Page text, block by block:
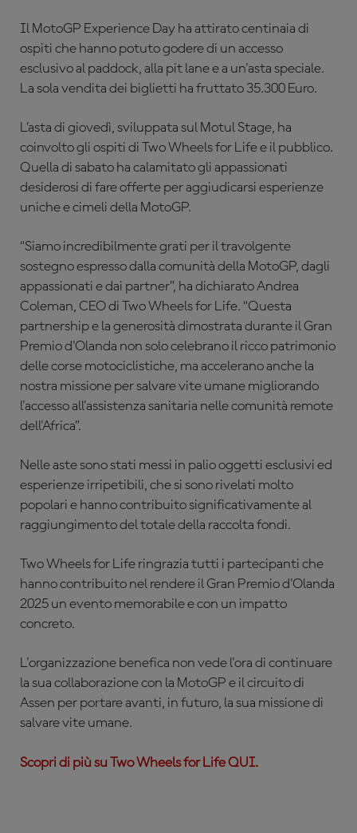
Il MotoGP Experience Day ha attirato centinaia di
ospiti che hanno potuto godere di un accesso
esclusivo al paddock, alla pit lane e a un'asta speciale.
La sola vendita dei biglietti ha fruttato 35.300 Euro.
L’asta di giovedì, sviluppata sul Motul Stage, ha
coinvolto gli ospiti di Two Wheels for Life e il pubblico.
Quella di sabato ha calamitato gli appassionati
desiderosi di fare offerte per aggiudicarsi esperienze
uniche e cimeli della MotoGP.
“Siamo incredibilmente grati per il travolgente
sostegno espresso dalla comunità della MotoGP, dagli
appassionati e dai partner”, ha dichiarato Andrea
Coleman, CEO di Two Wheels for Life. “Questa
partnership e la generosità dimostrata durante il Gran
Premio d'Olanda non solo celebrano il ricco patrimonio
delle corse motociclistiche, ma accelerano anche la
nostra missione per salvare vite umane migliorando
l'accesso all'assistenza sanitaria nelle comunità remote
dell'Africa”.
Nelle aste sono stati messi in palio oggetti esclusivi ed
esperienze irripetibili, che si sono rivelati molto
popolari e hanno contribuito significativamente al
raggiungimento del totale della raccolta fondi.
Two Wheels for Life ringrazia tutti i partecipanti che
hanno contribuito nel rendere il Gran Premio d'Olanda
2025 un evento memorabile e con un impatto
concreto.
L'organizzazione benefica non vede l'ora di continuare
la sua collaborazione con la MotoGP e il circuito di
Assen per portare avanti, in futuro, la sua missione di
salvare vite umane.
Scopri di più su Two Wheels for Life QUI.